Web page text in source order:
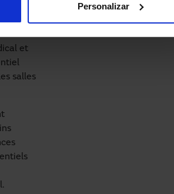
Personalizar
la
et
salles